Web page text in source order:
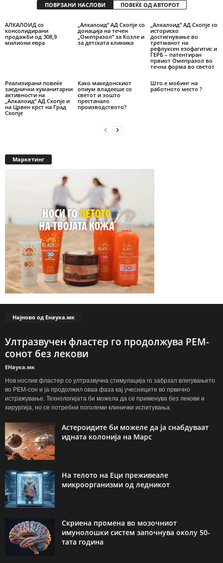
ПОВРЗАНИ НАСЛОВИ ПОВЕЌЕ ОД АВТОРОТ
АЛКАЛОИД со
консолидирани
продажби од 308,9
милиони евра
„Алкалоид“ АД Скопје со
донација на течен
„Омепразол“ за Козле и
за детската клиника
„Алкалоид“ АД Скопје со
историско
достигнување во
третманот на
рефлуксен езофагитис и
ГЕРБ – патентиран
првиот Омепразол во
течна форма во светот
Реализирани повеќе
заеднички хуманитарни
активности на
„Алкалоид“ АД Скопје и
на Црвен крст на Град
Скопје
Како македонскиот
опиум владееше со
светот и зошто
престанало
производството?
Што е мобинг на
работното место ?
Маркетинг
Најново од Енаука.мк
Ултразвучен фластер го продолжува РЕМ-
сонот без лекови
ЕНаука.мк
Нов нослив фластер со ултразвучна стимулација го забрзал влегувањето
во РЕМ-сон и ја продолжил оваа фаза кај учесниците во првично
истражување. Технологијата би можела да се применува без лекови и
хирургија, но се потребни поголеми клинички испитувања.
Астероидите би можеле да ја снабдуваат
идната колонија на Марс
На телото на Еци преживеале
микроорганизми од ледникот
Скриена промена во мозочниот
имунолошки систем започнува околу 50-
тата година